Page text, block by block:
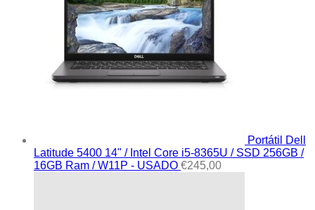
Portátil Dell
Latitude 5400 14" / Intel Core i5-8365U / SSD 256GB /
16GB Ram / W11P - USADO €245,00